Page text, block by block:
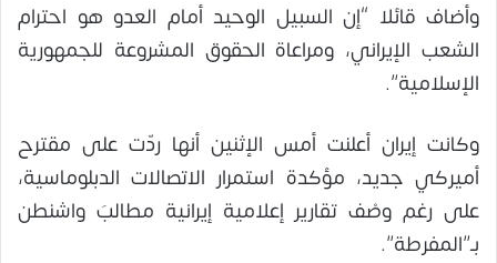
وأضاف قائلا “إن السبيل الوحيد أمام العدو هو احترام
الشعب الإيراني، ومراعاة الحقوق المشروعة للجمهورية
الإسلامية”.
وكانت إيران أعلنت أمس الإثنين أنها ردّت على مقترح
أميركي جديد، مؤكدة استمرار الاتصالات الدبلوماسية،
على رغم وصْف تقارير إعلامية إيرانية مطالبَ واشنطن
بـ”المفرطة”.